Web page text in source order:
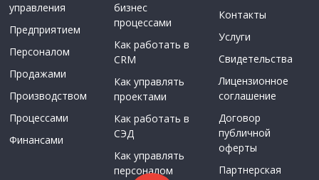
управления
Предприятием
Персоналом
Продажами
Производством
Процессами
Финансами
бизнес
процессами
Как работать в
CRM
Как управлять
проектами
Как работать в
СЭД
Как управлять
персоналом
Контакты
Услуги
Свидетельства
Лицензионное
соглашение
Договор
публичной
оферты
Партнерская